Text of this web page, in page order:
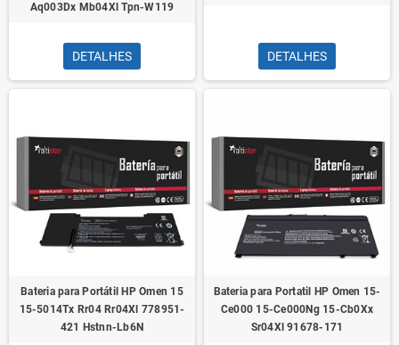
Aq003Dx Mb04Xl Tpn-W119
DETALHES DETALHES
Bateria para Portátil HP Omen 15
15-5014Tx Rr04 Rr04Xl 778951-
421 Hstnn-Lb6N
Bateria para Portatil HP Omen 15-
Ce000 15-Ce000Ng 15-Cb0Xx
Sr04Xl 91678-171